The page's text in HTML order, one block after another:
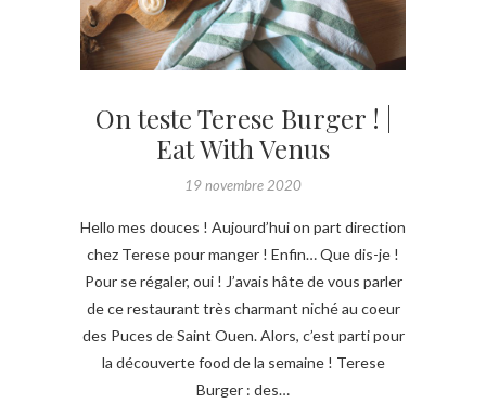
On teste Terese Burger ! |
Eat With Venus
19 novembre 2020
Hello mes douces ! Aujourd’hui on part direction
chez Terese pour manger ! Enfin… Que dis-je !
Pour se régaler, oui ! J’avais hâte de vous parler
de ce restaurant très charmant niché au coeur
des Puces de Saint Ouen. Alors, c’est parti pour
la découverte food de la semaine ! Terese
Burger : des…